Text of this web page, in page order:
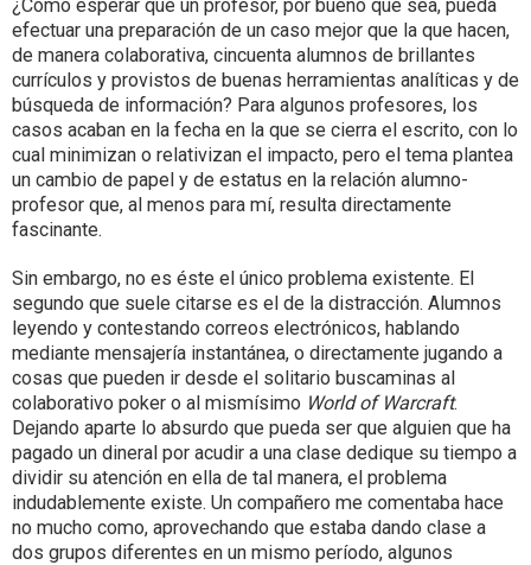
¿Cómo esperar que un profesor, por bueno que sea, pueda
efectuar una preparación de un caso mejor que la que hacen,
de manera colaborativa, cincuenta alumnos de brillantes
currículos y provistos de buenas herramientas analíticas y de
búsqueda de información? Para algunos profesores, los
casos acaban en la fecha en la que se cierra el escrito, con lo
cual minimizan o relativizan el impacto, pero el tema plantea
un cambio de papel y de estatus en la relación alumno-
profesor que, al menos para mí, resulta directamente
fascinante.
Sin embargo, no es éste el único problema existente. El
segundo que suele citarse es el de la distracción. Alumnos
leyendo y contestando correos electrónicos, hablando
mediante mensajería instantánea, o directamente jugando a
cosas que pueden ir desde el solitario buscaminas al
colaborativo poker o al mismísimo World of Warcraft.
Dejando aparte lo absurdo que pueda ser que alguien que ha
pagado un dineral por acudir a una clase dedique su tiempo a
dividir su atención en ella de tal manera, el problema
indudablemente existe. Un compañero me comentaba hace
no mucho como, aprovechando que estaba dando clase a
dos grupos diferentes en un mismo período, algunos